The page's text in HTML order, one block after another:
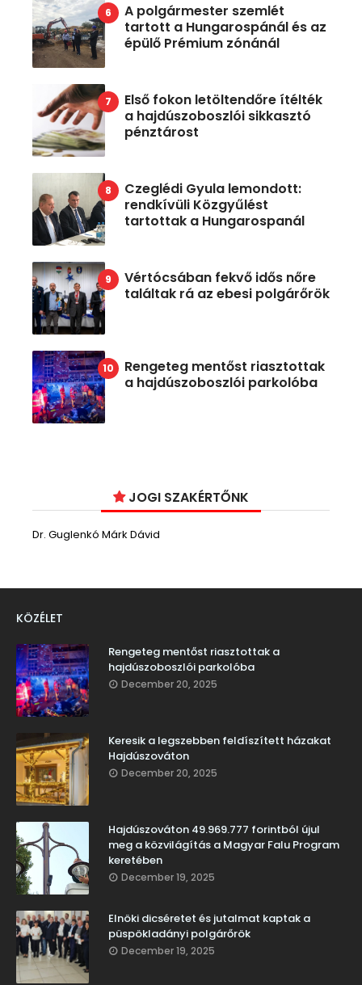
A polgármester szemlét
tartott a Hungarospánál és az
épülő Prémium zónánál
Első fokon letöltendőre ítélték
a hajdúszoboszlói sikkasztó
pénztárost
Czeglédi Gyula lemondott:
rendkívüli Közgyűlést
tartottak a Hungarospanál
Vértócsában fekvő idős nőre
találtak rá az ebesi polgárőrök
Rengeteg mentőst riasztottak
a hajdúszoboszlói parkolóba
JOGI SZAKÉRTŐNK
Dr. Guglenkó Márk Dávid
KÖZÉLET
Rengeteg mentőst riasztottak a
hajdúszoboszlói parkolóba
December 20, 2025
Keresik a legszebben feldíszített házakat
Hajdúszováton
December 20, 2025
Hajdúszováton 49.969.777 forintból újul
meg a közvilágítás a Magyar Falu Program
keretében
December 19, 2025
Elnöki dicséretet és jutalmat kaptak a
püspökladányi polgárőrök
December 19, 2025